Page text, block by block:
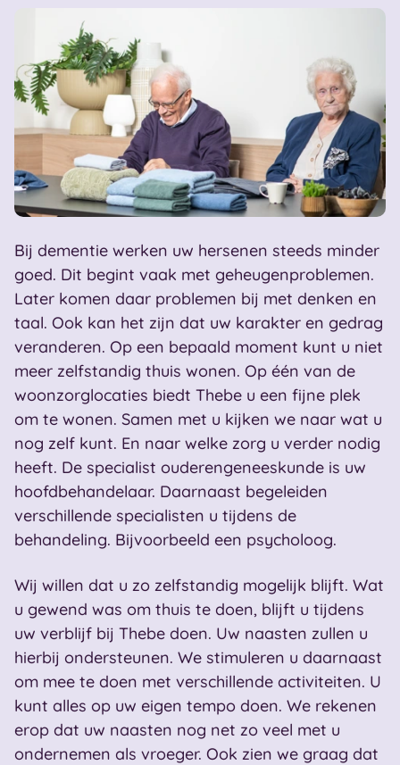
Bij dementie werken uw hersenen steeds minder
goed. Dit begint vaak met geheugenproblemen.
Later komen daar problemen bij met denken en
taal. Ook kan het zijn dat uw karakter en gedrag
veranderen. Op een bepaald moment kunt u niet
meer zelfstandig thuis wonen. Op één van de
woonzorglocaties biedt Thebe u een fijne plek
om te wonen. Samen met u kijken we naar wat u
nog zelf kunt. En naar welke zorg u verder nodig
heeft. De specialist ouderengeneeskunde is uw
hoofdbehandelaar. Daarnaast begeleiden
verschillende specialisten u tijdens de
behandeling. Bijvoorbeeld een psycholoog.
Wij willen dat u zo zelfstandig mogelijk blijft. Wat
u gewend was om thuis te doen, blijft u tijdens
uw verblijf bij Thebe doen. Uw naasten zullen u
hierbij ondersteunen. We stimuleren u daarnaast
om mee te doen met verschillende activiteiten. U
kunt alles op uw eigen tempo doen. We rekenen
erop dat uw naasten nog net zo veel met u
ondernemen als vroeger. Ook zien we graag dat